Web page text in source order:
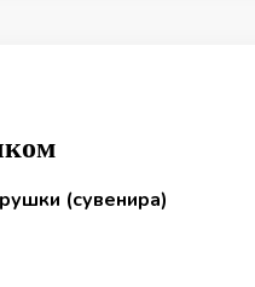
(сувенира)